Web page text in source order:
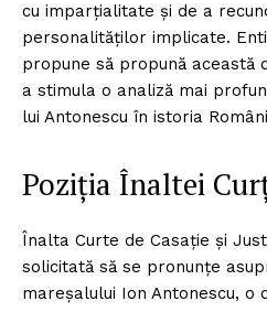
cu imparțialitate și de a
personalităților implicate.
propune să propună această
a stimula o analiză mai
lui Antonescu în istoria
Poziția Înaltei
Înalta Curte de Casație și
solicitată să se pronunțe
mareșalului Ion Antonescu, o